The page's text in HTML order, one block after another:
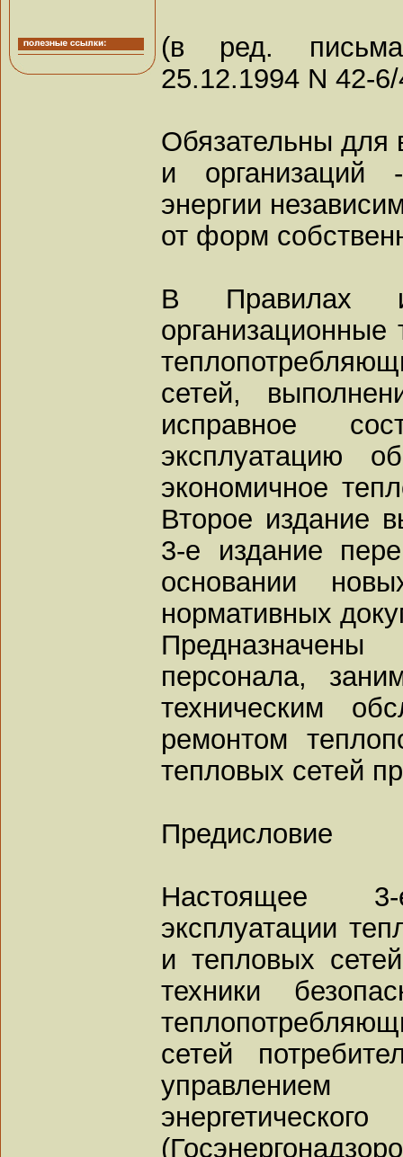
(в ред.
25.12.1994 N 42-
Обязательны для
и организаций
энергии
от форм
В Правилах
организационные
сетей,
исправное
эксплуатацию
экономичное
Второе издание
3-е издание
основании
нормативных
персонала,
техническим
ремонтом
тепловых сетей
Предисловие
Настоящее
эксплуатации
и тепловых
техники
сетей